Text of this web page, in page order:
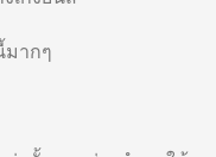
มากๆ